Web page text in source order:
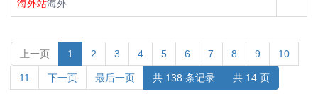
海外站海外
上一页 1 2 3 4 5 6 7 8 9 10
11 下一页 最后一页 共 138 条记录 共 14 页